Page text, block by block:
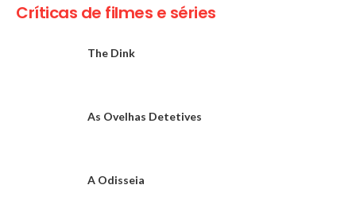
Críticas de filmes e séries
The Dink
As Ovelhas Detetives
A Odisseia